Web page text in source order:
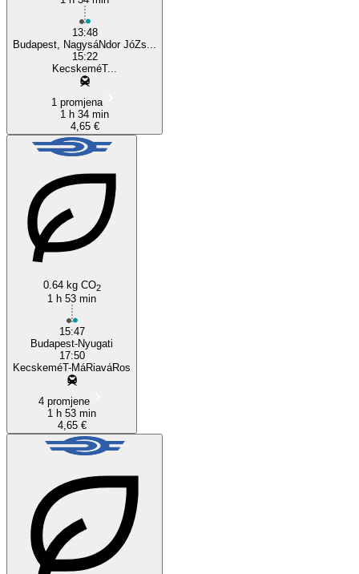
13:48
Budapest, NagysáNdor JóZs...
15:22
KecskeméT...
1 promjena
1 h 34 min
4,65 €
0.64 kg CO2
1 h 53 min
15:47
Budapest-Nyugati
17:50
KecskeméT-MáRiaváRos
4 promjene
1 h 53 min
4,65 €